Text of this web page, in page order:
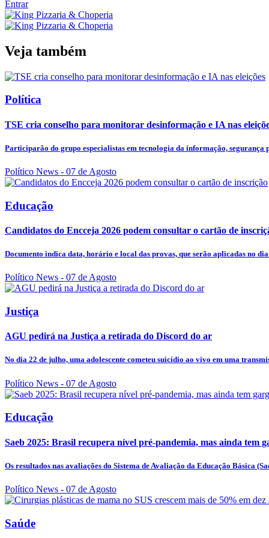
Entrar
Veja também
Política
TSE cria conselho para monitorar desinformação e IA nas
Participarão do grupo especialistas em tecnologia da informação, segurança
Político News - 07 de Agosto
Educação
Candidatos do Encceja 2026 podem consultar o cartão de
Documento indica data, horário e local das provas, que serão aplicadas no dia
Político News - 07 de Agosto
Justiça
AGU pedirá na Justiça a retirada do Discord do ar
No dia 22 de julho, uma adolescente cometeu suicídio ao vivo em uma
Político News - 07 de Agosto
Educação
Saeb 2025: Brasil recupera nível pré-pandemia, mas ainda tem
Os resultados nas avaliações do Sistema de Avaliação da Educação Básica
Político News - 07 de Agosto
Saúde